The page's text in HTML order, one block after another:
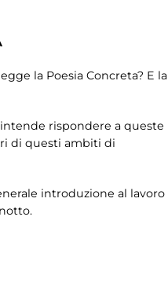
la Poesia Concreta? E la
rispondere a queste
di questi ambiti di
introduzione al lavoro